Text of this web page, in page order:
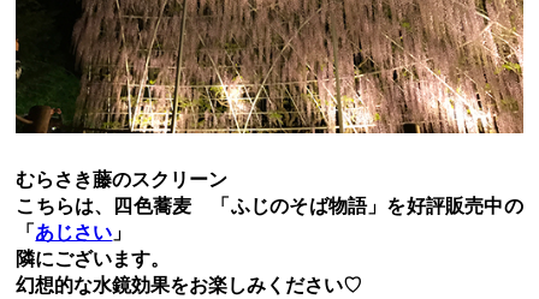
むらさき藤のスクリーン
こちらは、四色蕎麦 「ふじのそば物語」を好評販売中の
「あじさい 」
隣にございます。
幻想的な水鏡効果をお楽しみください♡